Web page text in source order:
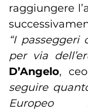
raggiungere
“I passeggeri
per via
D’Angelo,
seguire
Europeo